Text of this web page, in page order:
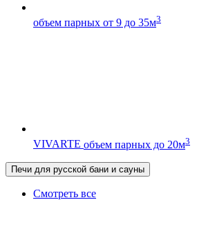
объем парных от 9 до 35м3
VIVARTE объем парных до 20м3
Печи для русской бани и сауны
Смотреть все